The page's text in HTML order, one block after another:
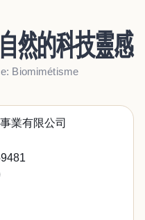
然的科技靈感
Biomimétisme
業有限公司